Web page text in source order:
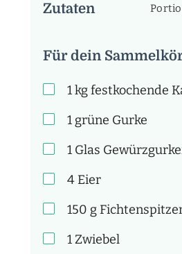
Zutaten
Für dein
1kgfestkochende
1 grüne Gurke
1 Glas
4 Eier
150 g
1Zwiebel